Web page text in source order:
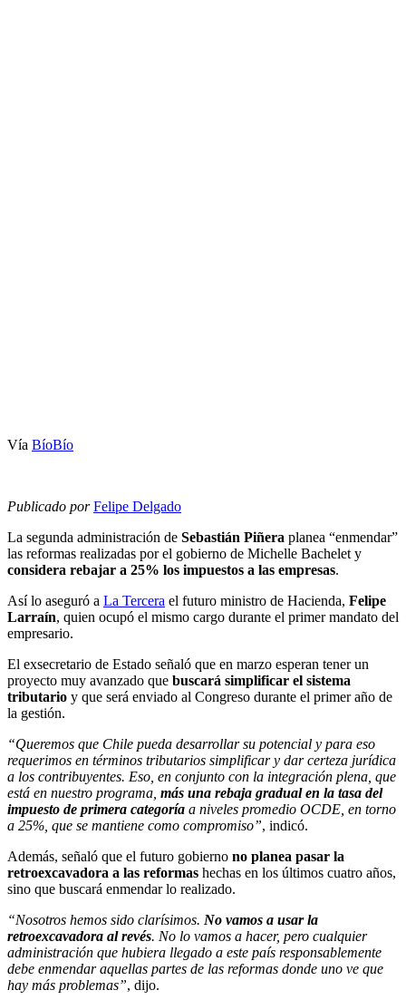
Vía BíoBío
Publicado porFelipe Delgado
La segunda administración de Sebastián Piñera planea “enmendar”
las reformas realizadas por el gobierno de Michelle Bachelet y
considera rebajar a 25% los impuestos a las empresas.
Así lo aseguró a La Tercera el futuro ministro de Hacienda, Felipe
Larraín, quien ocupó el mismo cargo durante el primer mandato del
empresario.
El exsecretario de Estado señaló que en marzo esperan tener un
proyecto muy avanzado que buscará simplificar el sistema
tributario y que será enviado al Congreso durante el primer año de
la gestión.
“Queremos que Chile pueda desarrollar su potencial y para eso
requerimos en términos tributarios simplificar y dar certeza jurídica
a los contribuyentes. Eso, en conjunto con la integración plena, que
está en nuestro programa, más una rebaja gradual en la tasa del
impuesto de primera categoría a niveles promedio OCDE, en torno
a 25%, que se mantiene como compromiso”, indicó.
Además, señaló que el futuro gobierno no planea pasar la
retroexcavadora a las reformas hechas en los últimos cuatro años,
sino que buscará enmendar lo realizado.
“Nosotros hemos sido clarísimos. No vamos a usar la
retroexcavadora al revés. No lo vamos a hacer, pero cualquier
administración que hubiera llegado a este país responsablemente
debe enmendar aquellas partes de las reformas donde uno ve que
hay más problemas”, dijo.